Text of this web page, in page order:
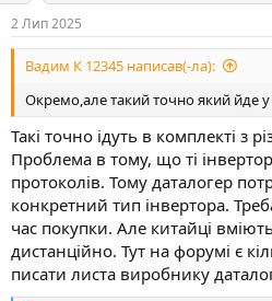
2 Лип 2025
Вадим К 12345 написав(-ла):
Окремо,але такий точно який йде у
Такі точно ідуть в комплекті з
Проблема в тому, що ті
протоколів. Тому даталогер
конкретний тип інвертора.
час покупки. Але китайці
дистанційно. Тут на форумі є
писати листа виробнику